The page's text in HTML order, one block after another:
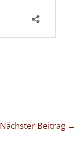
Nächster Beitrag →